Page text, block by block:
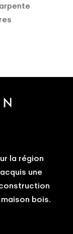
la région
une
bois.